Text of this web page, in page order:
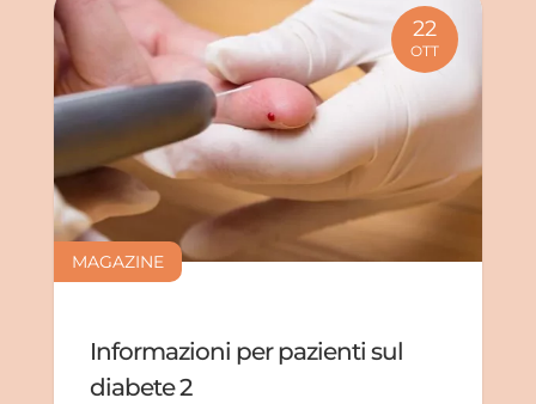
Informazioni per pazienti sul
diabete 2
MAGAZINE
22
OTT